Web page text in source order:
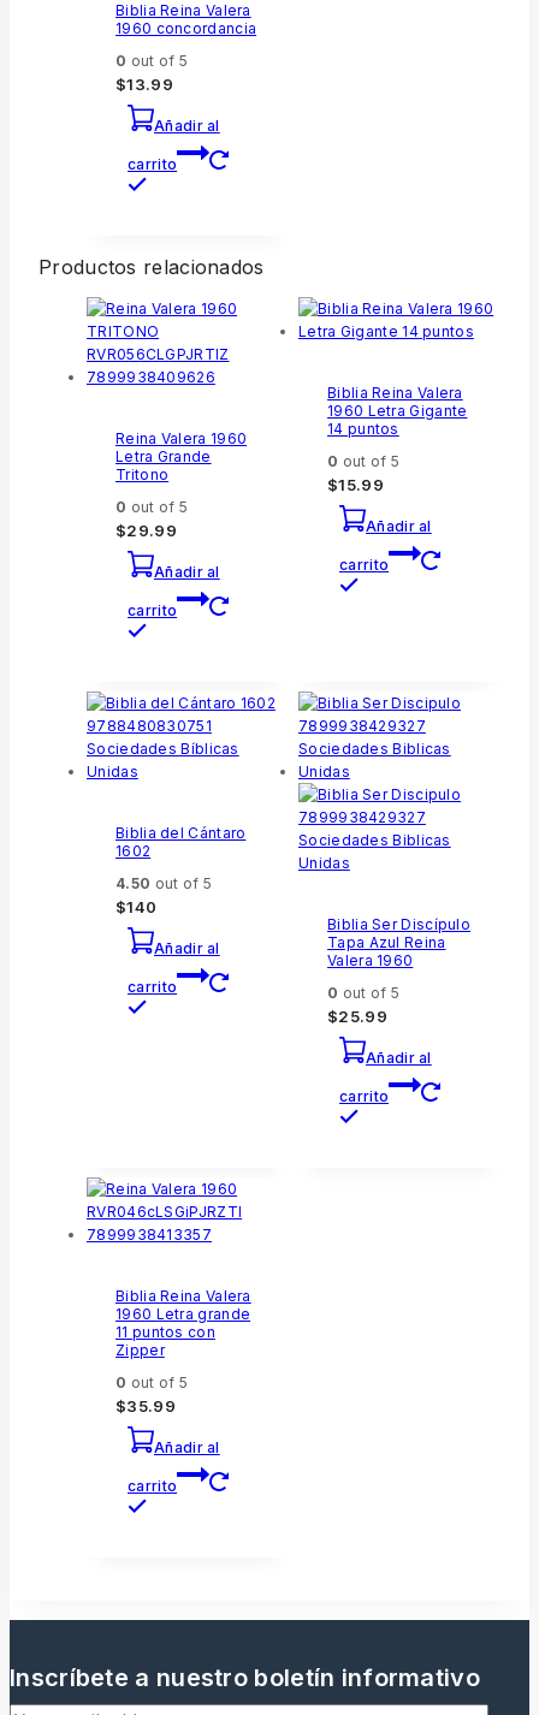
Biblia Reina Valera
1960 concordancia
0 out of 5
$13.99
Añadir al
carrito
Productos relacionados
Reina Valera 1960
Letra Grande
Tritono
0 out of 5
$29.99
Añadir al
carrito
Biblia Reina Valera
1960 Letra Gigante
14 puntos
0 out of 5
$15.99
Añadir al
carrito
Biblia del Cántaro
1602
4.50 out of 5
$140
Añadir al
carrito
Biblia Ser Discípulo
Tapa Azul Reina
Valera 1960
0 out of 5
$25.99
Añadir al
carrito
Biblia Reina Valera
1960 Letra grande
11 puntos con
Zipper
0 out of 5
$35.99
Añadir al
carrito
Inscríbete a nuestro boletín informativo